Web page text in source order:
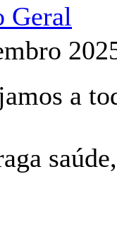
Geral
a